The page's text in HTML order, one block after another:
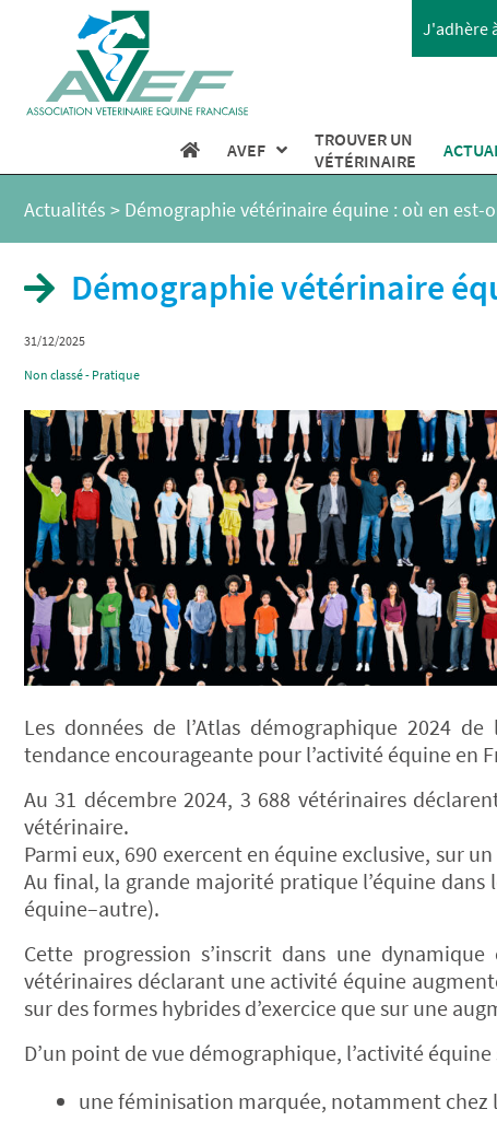
J'adhère
AVEF
TROUVER UN
VÉTÉRINAIRE
Actualités > Démographie vétérinaire équine : où en est-
Démographie vétérinaire
31/12/2025
Non classé - Pratique
Les données de l’Atlas démographique 2024
tendance encourageante pour l’activité équine en
Au 31 décembre 2024, 3 688 vétérinaires
vétérinaire.
Parmi eux, 690 exercent en équine exclusive, sur
Au final, la grande majorité pratique l’équine
équine–autre).
Cette progression s’inscrit dans une
vétérinaires déclarant une activité équine
sur des formes hybrides d’exercice que sur une
D’un point de vue démographique, l’activité
une féminisation marquée, notamment chez